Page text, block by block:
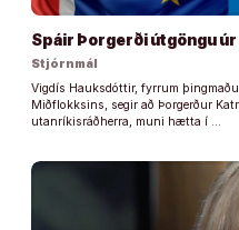
Spáir Þorgerði útgöngu
Stjórnmál
Vigdís Hauksdóttir, fyrrum
Miðflokksins, segir að Þorgerður
utanríkisráðherra, muni hætta í …